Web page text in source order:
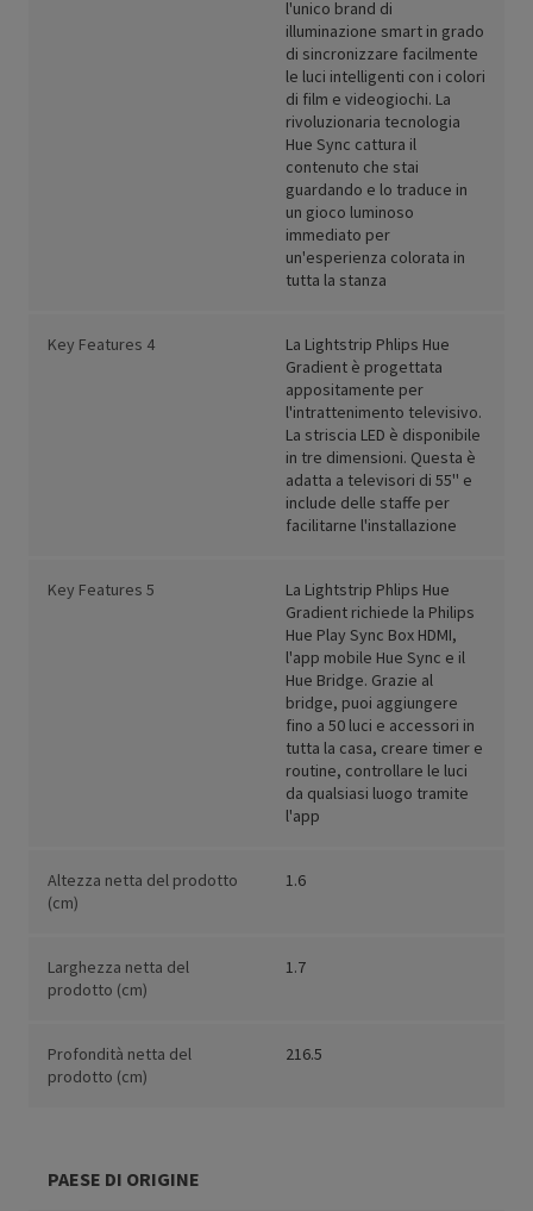
l'unico brand di
illuminazione smart in grado
di sincronizzare facilmente
le luci intelligenti con i colori
di film e videogiochi. La
rivoluzionaria tecnologia
Hue Sync cattura il
contenuto che stai
guardando e lo traduce in
un gioco luminoso
immediato per
un'esperienza colorata in
tutta la stanza
Key Features 4
La Lightstrip Phlips Hue
Gradient è progettata
appositamente per
l'intrattenimento televisivo.
La striscia LED è disponibile
in tre dimensioni. Questa è
adatta a televisori di 55'' e
include delle staffe per
facilitarne l'installazione
Key Features 5
La Lightstrip Phlips Hue
Gradient richiede la Philips
Hue Play Sync Box HDMI,
l'app mobile Hue Sync e il
Hue Bridge. Grazie al
bridge, puoi aggiungere
fino a 50 luci e accessori in
tutta la casa, creare timer e
routine, controllare le luci
da qualsiasi luogo tramite
l'app
Altezza netta del prodotto
(cm)
1.6
Larghezza netta del
prodotto (cm)
1.7
Profondità netta del
prodotto (cm)
216.5
PAESE DI ORIGINE